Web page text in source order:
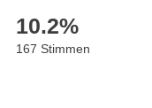
10.2%
167 Stimmen